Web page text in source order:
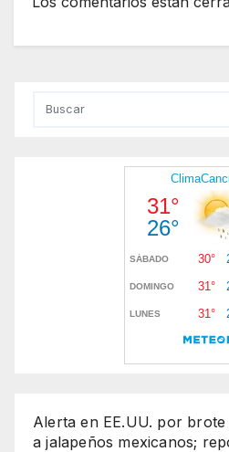
Alerta en EE.UU. por
a jalapeños mexicanos;